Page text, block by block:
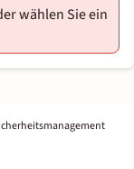
wählen Sie ein